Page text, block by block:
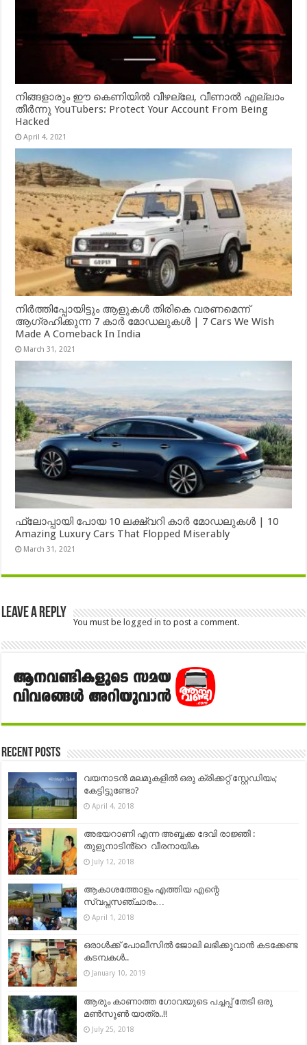
നിങ്ങളാരും ഈ കെണിയിൽ വീഴല്ലേ, വീണാൽ എല്ലാം
തീർന്നു YouTubers: Protect Your Account From Being
Hacked
April 4, 2021
നിർത്തിപ്പോയിട്ടും ആളുകൾ തിരികെ വരണമെന്ന്
ആഗ്രഹിക്കുന്ന 7 കാർ മോഡലുകൾ | 7 Cars We Wish
Made A Comeback In India
March 31, 2021
ഫ്ലോപ്പായി പോയ 10 ലക്ഷ്വറി കാർ മോഡലുകൾ | 10
Amazing Luxury Cars That Flopped Miserably
March 31, 2021
Leave a Reply
You must belogged in to post a comment.
Recent Posts
വയനാടന്‍ മലമുകളില്‍ ഒരു ക്രിക്കറ്റ് സ്റ്റേഡിയം;
കേട്ടിട്ടുണ്ടോ?
April 4, 2018
അഭയറാണി എന്ന അബ്ബക്ക ദേവി രാജ്ഞി :
തുളുനാടിൻ്റെ വീരനായിക
July 12, 2018
ആകാശത്തോളം എത്തിയ എന്റെ
സ്വപ്നസഞ്ചാരം…
April 1, 2018
ഒരാൾക്ക് പോലീസിൽ ജോലി ലഭിക്കുവാൻ കടക്കേണ്ട
കടമ്പകൾ..
January 10, 2019
ആരും കാണാത്ത ഗോവയുടെ പച്ചപ്പ്‌ തേടി ഒരു
മൺസൂൺ യാത്ര..!!
July 25, 2018